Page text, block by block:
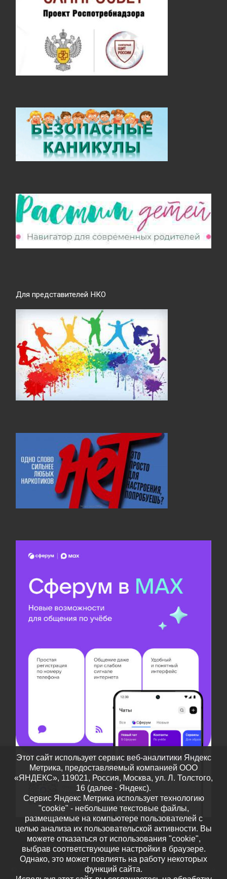
Для представителей НКО
Дополнительное образование детей Тамбовской
Этот сайт использует сервис веб-аналитики Яндекс
Метрика, предоставляемый компанией ООО
«ЯНДЕКС», 119021, Россия, Москва, ул. Л. Толстого,
16 (далее - Яндекс).
Сервис Яндекс Метрика использует технологию
"cookie" - небольшие текстовые файлы,
размещаемые на компьютере пользователей с
целью анализа их пользовательской активности. Вы
можете отказаться от использования "cookie",
выбрав соответствующие настройки в браузере.
Однако, это может повлиять на работу некоторых
функций сайта.